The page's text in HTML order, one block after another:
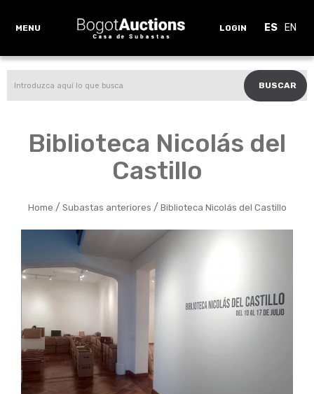
MENU LOGIN ES EN
BUSCAR
Biblioteca Nicolás del
Castillo
Home / Subastas anteriores / Biblioteca Nicolás del Castillo